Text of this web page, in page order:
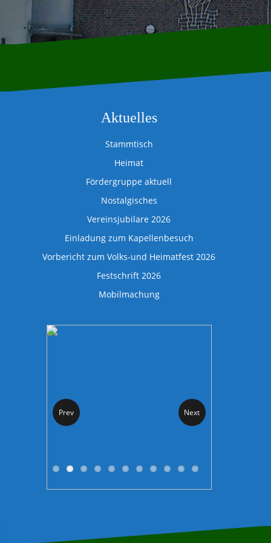
Aktuelles
Stammtisch
Heimat
Fördergruppe aktuell
Nostalgisches
Vereinsjubilare 2026
Einladung zum Kapellenbesuch
Vorbericht zum Volks-und Heimatfest 2026
Festschrift 2026
Mobilmachung
Prev Next